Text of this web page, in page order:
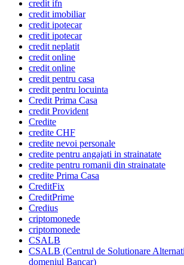
credit ifn
credit imobiliar
credit ipotecar
credit ipotecar
credit neplatit
credit online
credit online
credit pentru casa
credit pentru locuinta
Credit Prima Casa
credit Provident
Credite
credite CHF
credite nevoi personale
credite pentru angajati in strainatate
credite pentru romanii din strainatate
credite Prima Casa
CreditFix
CreditPrime
Credius
criptomonede
criptomonede
CSALB
CSALB (Centrul de Solutionare
domeniul Bancar)